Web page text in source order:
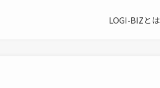
LOGI-BIZとは